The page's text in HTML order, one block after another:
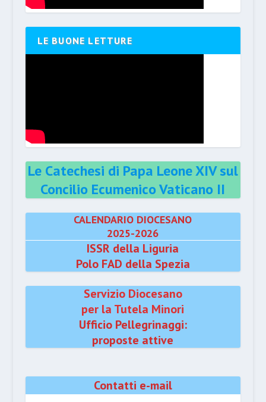
LE BUONE LETTURE
Le Catechesi di Papa Leone XIV sul
Concilio Ecumenico Vaticano II
CALENDARIO DIOCESANO
2025-2026
ISSR della Liguria
Polo FAD della Spezia
Servizio Diocesano
per la Tutela Minori
Ufficio Pellegrinaggi:
proposte attive
Contatti e-mail